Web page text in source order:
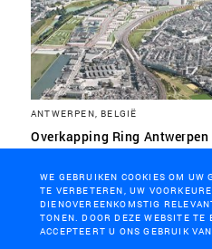
ANTWERPEN, BELGIË
Overkapping Ring Antwerpen
WE GEBRUIKEN COOKIES OM UW
TE VERBETEREN, UW
DIENOVEREENKOMSTIG
TONEN. DOOR DEZE WEBSITE TE
ACCEPTEERT U ONS GEBRUIK